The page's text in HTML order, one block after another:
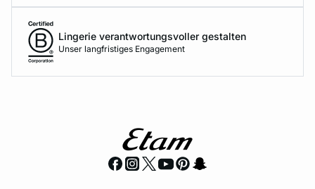
Lingerie verantwortungsvoller gestalten
Unser langfristiges Engagement